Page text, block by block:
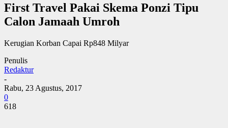
First Travel Pakai Skema Ponzi Tipu
Calon Jamaah Umroh
Kerugian Korban Capai Rp848 Milyar
Penulis
Redaktur
-
Rabu, 23 Agustus, 2017
0
618